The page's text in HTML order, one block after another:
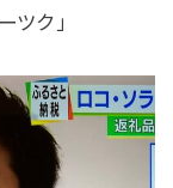
ツク」